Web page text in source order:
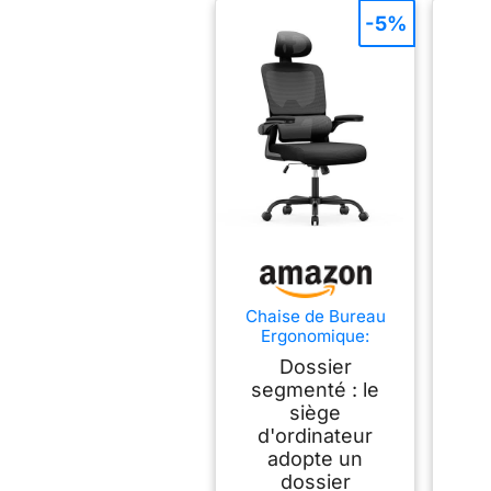
Chaise de Bureau
Ergonomique:
Fauteuil Bureau
avec Support
Lombaire en
C,Dossier et Appui-
tête
Réglables,Reversibl
e Armrest,Siege en
Dossier
segmenté : le
siège
d'ordinateur
adopte un
dossier
-5%